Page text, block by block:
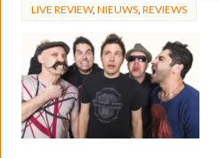
LIVE REVIEW, NIEUWS, REVIEWS